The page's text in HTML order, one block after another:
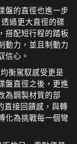
盤的直徑也進一步
過更大直徑的碟
搭配短行程的踏板
動力，並且制動力
信心。
衡駕馭感受更是
盤直徑之後，更進
為鋼製材質的部
直接回饋感，與轉
化為挑戰每一個彎